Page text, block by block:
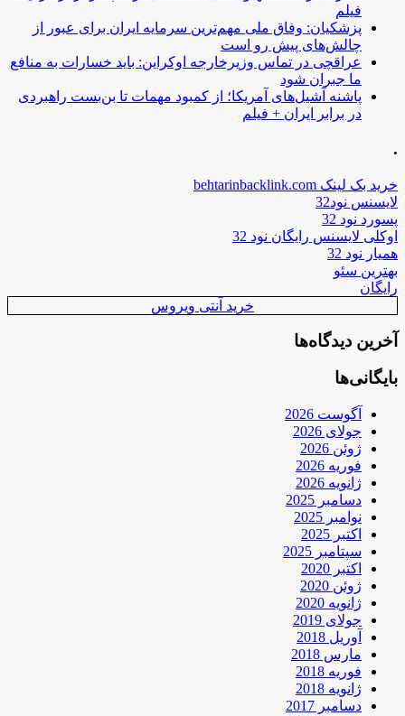
فیلم
پزشکیان: وفاق ملی مهم‌ترین سرمایه ایران برای عبور از
چالش‌های پیش رو است
عراقچی در تماس وزیرخارجه اوکراین: باید خسارات به منافع
ما جبران شود
پاشنه آشیل‌های آمریکا؛ از کمبود مهمات تا بن‌بست راهبردی
در برابر ایران + فیلم
.
خرید بک لینک behtarinbacklink.com
لایسنس نود32
پسورد نود 32
اوکلی لایسنس رایگان نود 32
همیار نود 32
بهترین سئو
رایگان
خرید آنتی ویروس
آخرین دیدگاه‌ها
بایگانی‌ها
آگوست 2026
جولای 2026
ژوئن 2026
فوریه 2026
ژانویه 2026
دسامبر 2025
نوامبر 2025
اکتبر 2025
سپتامبر 2025
اکتبر 2020
ژوئن 2020
ژانویه 2020
جولای 2019
آوریل 2018
مارس 2018
فوریه 2018
ژانویه 2018
دسامبر 2017